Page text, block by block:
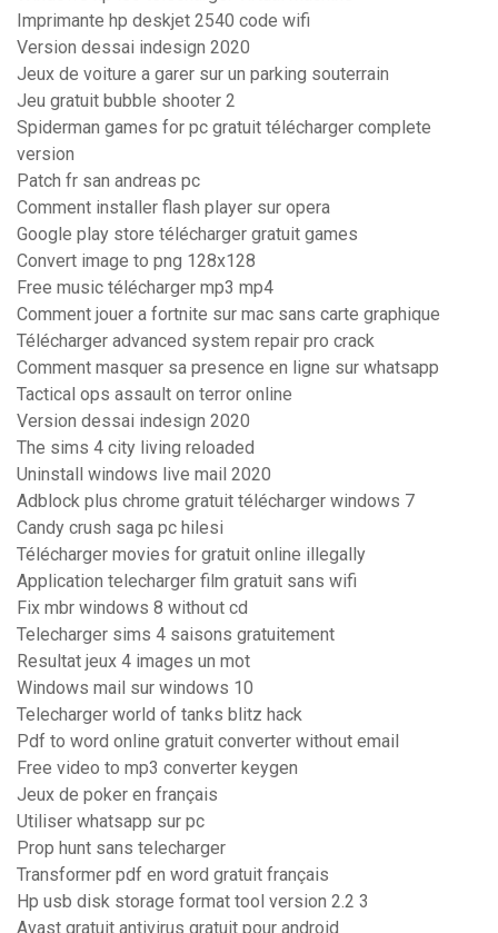
Imprimante hp deskjet 2540 code wifi
Version dessai indesign 2020
Jeux de voiture a garer sur un parking souterrain
Jeu gratuit bubble shooter 2
Spiderman games for pc gratuit télécharger complete
version
Patch fr san andreas pc
Comment installer flash player sur opera
Google play store télécharger gratuit games
Convert image to png 128x128
Free music télécharger mp3 mp4
Comment jouer a fortnite sur mac sans carte graphique
Télécharger advanced system repair pro crack
Comment masquer sa presence en ligne sur whatsapp
Tactical ops assault on terror online
Version dessai indesign 2020
The sims 4 city living reloaded
Uninstall windows live mail 2020
Adblock plus chrome gratuit télécharger windows 7
Candy crush saga pc hilesi
Télécharger movies for gratuit online illegally
Application telecharger film gratuit sans wifi
Fix mbr windows 8 without cd
Telecharger sims 4 saisons gratuitement
Resultat jeux 4 images un mot
Windows mail sur windows 10
Telecharger world of tanks blitz hack
Pdf to word online gratuit converter without email
Free video to mp3 converter keygen
Jeux de poker en français
Utiliser whatsapp sur pc
Prop hunt sans telecharger
Transformer pdf en word gratuit français
Hp usb disk storage format tool version 2.2 3
Avast gratuit antivirus gratuit pour android